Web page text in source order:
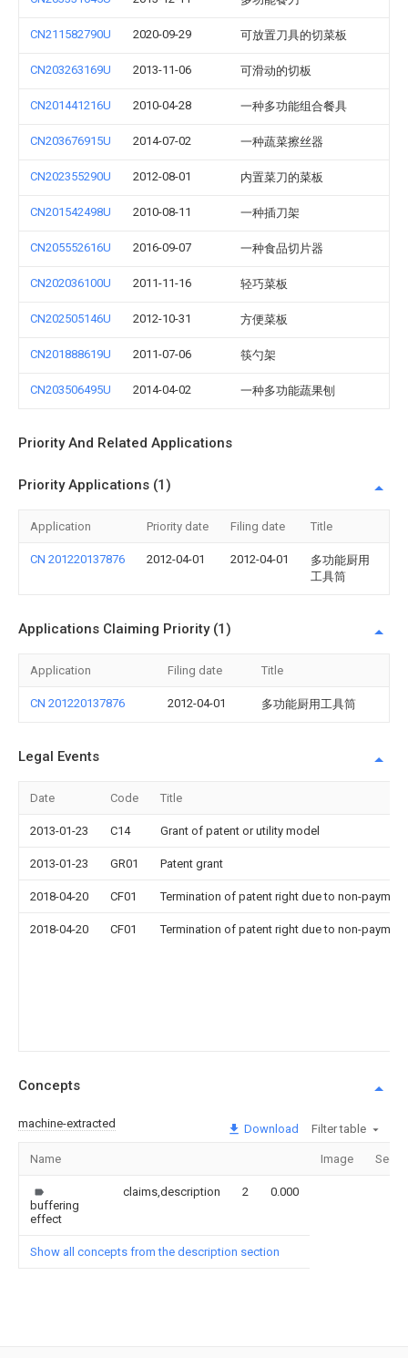
CN211582790U 2020-09-29 可放置刀具的切菜板
CN203263169U 2013-11-06 可滑动的切板
CN201441216U 2010-04-28 一种多功能组合餐具
CN203676915U 2014-07-02 一种蔬菜擦丝器
CN202355290U 2012-08-01 内置菜刀的菜板
CN201542498U 2010-08-11 一种插刀架
CN205552616U 2016-09-07 一种食品切片器
CN202036100U 2011-11-16 轻巧菜板
CN202505146U 2012-10-31 方便菜板
CN201888619U 2011-07-06 筷勺架
CN203506495U 2014-04-02 一种多功能蔬果刨
Priority And Related Applications
Priority Applications (1)
Application Priority date Filing date Title
CN 201220137876 2012-04-01 2012-04-01
多功能厨用
工具筒
Applications Claiming Priority (1)
Application Filing date Title
CN 201220137876 2012-04-01 多功能厨用工具筒
Legal Events
Date Code Title
2013-01-23 C14 Grant of patent or utility model
2013-01-23 GR01 Patent grant
2018-04-20 CF01 Termination of patent right due to non-
2018-04-20 CF01 Termination of patent right due to non-
Concepts
machine-extracted Download Filter table
Name Image
buffering
effect
claims,description 2 0.000
Show all concepts from the description section